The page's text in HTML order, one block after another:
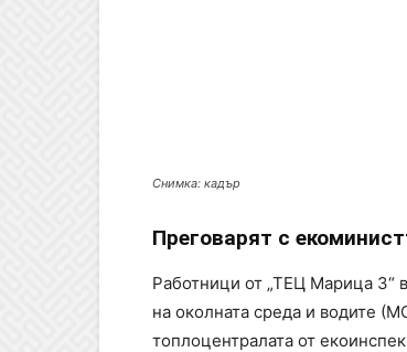
Снимка: кадър
Преговарят с
Работници от „ТЕЦ Марица 3“
на околната среда и водите
топлоцентралата от